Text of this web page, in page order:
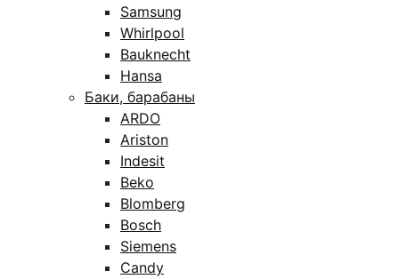
Samsung
Whirlpool
Bauknecht
Hansa
Баки, барабаны
ARDO
Ariston
Indesit
Beko
Blomberg
Bosch
Siemens
Candy